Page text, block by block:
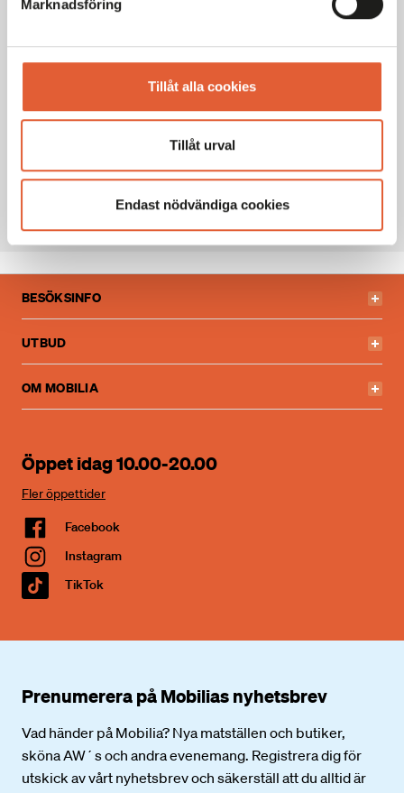
Marknadsföring
Tillåt alla cookies
Tillåt urval
Endast nödvändiga cookies
Ons
10-20
Tor
10-20
Lör
10-18
Generella avvikande öppettider
BESÖKSINFO
UTBUD
OM MOBILIA
Öppet idag 10.00-20.00
Fler öppettider
Facebook
Instagram
TikTok
Prenumerera på Mobilias nyhetsbrev
Vad händer på Mobilia? Nya matställen och butiker,
sköna AW´s och andra evenemang. Registrera dig för
utskick av vårt nyhetsbrev och säkerställ att du alltid är